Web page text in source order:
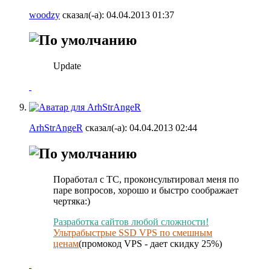
woodzy сказал(-а): 04.04.2013 01:37
Update
ArhStrAngeR сказал(-а): 04.04.2013 02:44
Поработал с ТС, проконсультировал меня по
паре вопросов, хорошо и быстро соображает
чертяка:)
Разработка сайтов любой сложности!
Ультрабыстрые SSD VPS по смешным
ценам(промокод VPS - дает скидку 25%)